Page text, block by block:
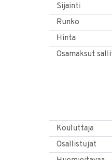
Sijainti
Runko
Hinta
Osamaksut
Kouluttaja
Osallistujat